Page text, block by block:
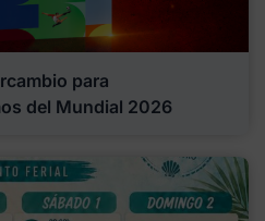
para
del Mundial 2026